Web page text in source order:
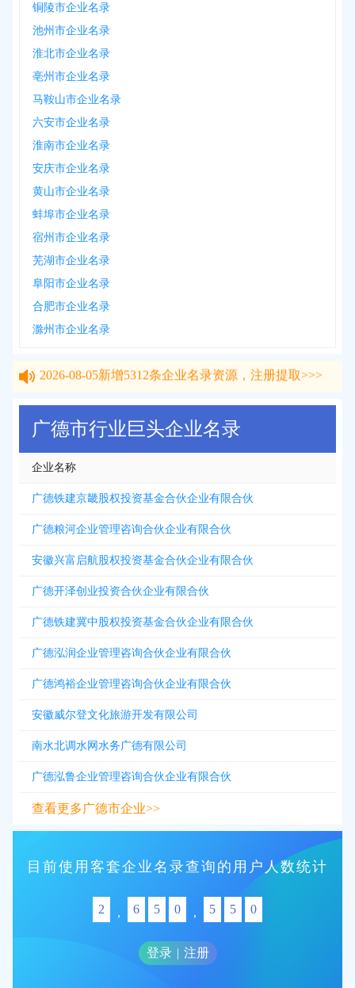
铜陵市企业名录
池州市企业名录
淮北市企业名录
亳州市企业名录
马鞍山市企业名录
六安市企业名录
淮南市企业名录
安庆市企业名录
黄山市企业名录
蚌埠市企业名录
宿州市企业名录
芜湖市企业名录
阜阳市企业名录
合肥市企业名录
滁州市企业名录
新增 条企业名录资源，注册提取>>>
广德市行业巨头企业名录
企业名称
广德铁建京畿股权投资基金合伙企业有限合伙
广德粮河企业管理咨询合伙企业有限合伙
安徽兴富启航股权投资基金合伙企业有限合伙
广德开泽创业投资合伙企业有限合伙
广德铁建冀中股权投资基金合伙企业有限合伙
广德泓润企业管理咨询合伙企业有限合伙
广德鸿裕企业管理咨询合伙企业有限合伙
安徽威尔登文化旅游开发有限公司
南水北调水网水务广德有限公司
广德泓鲁企业管理咨询合伙企业有限合伙
查看更多广德市企业>>
目前使用客套企业名录查询的用户人数统计
2 , 6 5 0 , 5 5 0
登录 | 注册